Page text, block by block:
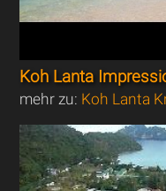
Koh Lanta
mehr zu: Koh Lanta